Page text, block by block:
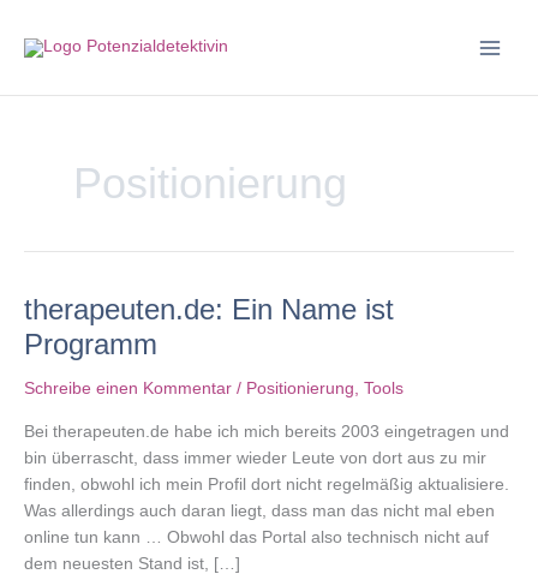
Inhalt
Positionierung
therapeuten.de: Ein Name ist
Programm
Schreibe einen Kommentar / Positionierung Tools
Bei therapeuten.de habe ich mich bereits 2003 eingetragen und
bin überrascht, dass immer wieder Leute von dort aus zu mir
finden, obwohl ich mein Profil dort nicht regelmäßig aktualisiere.
Was allerdings auch daran liegt, dass man das nicht mal eben
online tun kann … Obwohl das Portal also technisch nicht auf
dem neuesten Stand ist, […]